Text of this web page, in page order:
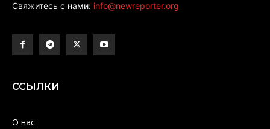
Свяжитесь с нами: info@newreporter.org
ССЫЛКИ
О нас